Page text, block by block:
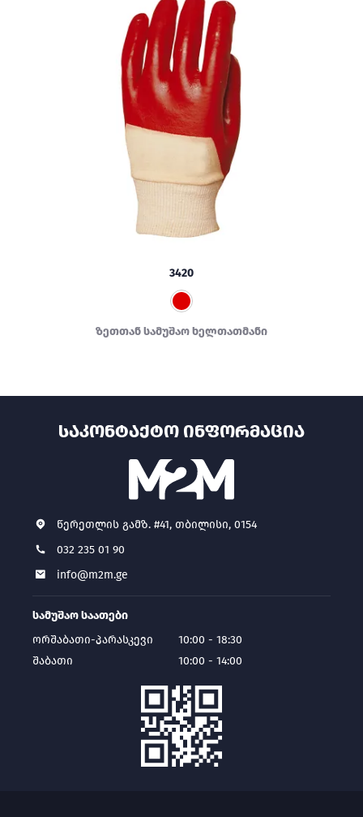
3420
ზეთთან სამუშაო ხელთათმანი
ᲡᲐᲙᲝᲜᲢᲐᲥᲢᲝ ᲘᲜᲤᲝᲠᲛᲐᲪᲘᲐ
წერეთლის გამზ. #41, თბილისი, 0154
032 235 01 90
info@m2m.ge
სამუშაო საათები
ორშაბათი-პარასკევი
10:00 - 18:30
შაბათი
10:00 - 14:00